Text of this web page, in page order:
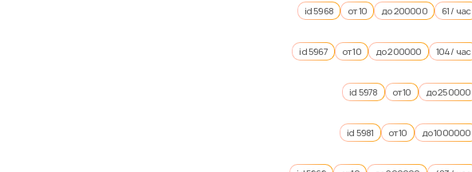
id 5968 от 10 до 200000 61 / час
id 5967 от 10 до 200000 104 / час
id 5978 от 10 до 250000
id 5981 от 10 до 1000000